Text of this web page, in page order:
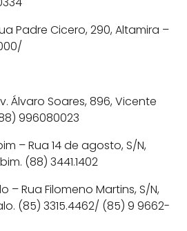
Padre Cicero, 290, Altamira –
Álvaro Soares, 896, Vicente
996080023
– Rua 14 de agosto, S/N,
(88) 3441.1402
– Rua Filomeno Martins, S/N,
(85) 3315.4462/ (85) 9 9662-